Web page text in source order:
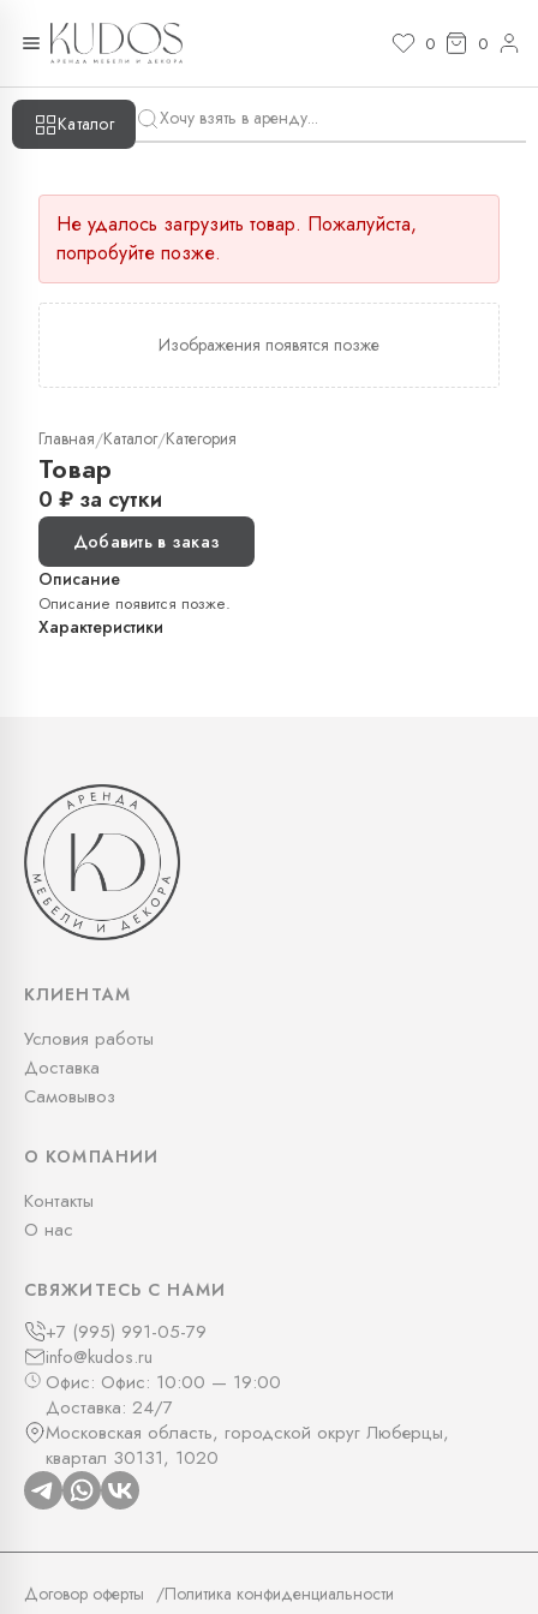
0 0
Каталог
Не удалось загрузить товар. Пожалуйста,
попробуйте позже.
Изображения появятся позже
Главная/Каталог/Категория
Товар
0 ₽ за сутки
Добавить в заказ
Описание
Описание появится позже.
Характеристики
КЛИЕНТАМ
Условия работы
Доставка
Самовывоз
О КОМПАНИИ
Контакты
О нас
СВЯЖИТЕСЬ С НАМИ
+7 (995) 991-05-79
info@kudos.ru
Офис: Офис: 10:00 — 19:00
Доставка: 24/7
Московская область, городской округ Люберцы,
квартал 30131, 1020
Договор оферты Политика конфиденциальности